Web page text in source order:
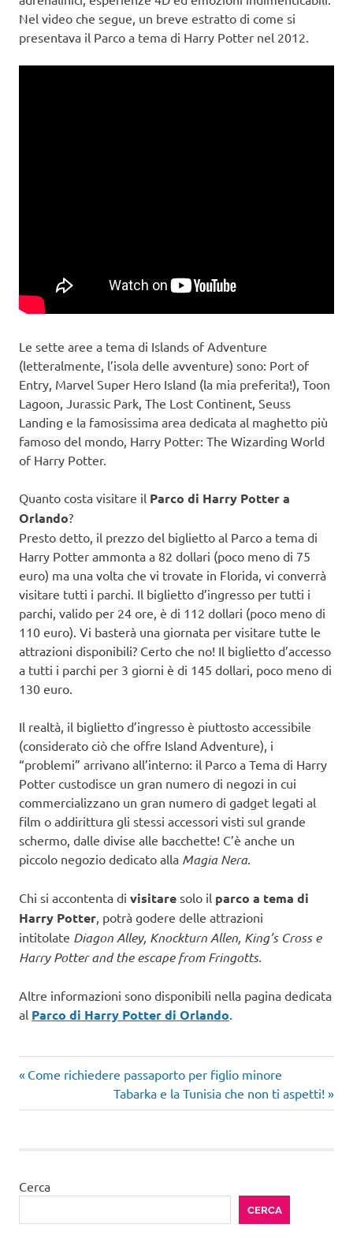
Nel video che segue, un breve estratto di come si
presentava il Parco a tema di Harry Potter nel 2012.
Le sette aree a tema di Islands of Adventure
(letteralmente, l’isola delle avventure) sono: Port of
Entry, Marvel Super Hero Island (la mia preferita!), Toon
Lagoon, Jurassic Park, The Lost Continent, Seuss
Landing e la famosissima area dedicata al maghetto più
famoso del mondo, Harry Potter: The Wizarding World
of Harry Potter.
Quanto costa visitare il Parco di Harry Potter a
Orlando?
Presto detto, il prezzo del biglietto al Parco a tema di
Harry Potter ammonta a 82 dollari (poco meno di 75
euro) ma una volta che vi trovate in Florida, vi converrà
visitare tutti i parchi. Il biglietto d’ingresso per tutti i
parchi, valido per 24 ore, è di 112 dollari (poco meno di
110 euro). Vi basterà una giornata per visitare tutte le
attrazioni disponibili? Certo che no! Il biglietto d’accesso
a tutti i parchi per 3 giorni è di 145 dollari, poco meno di
130 euro.
Il realtà, il biglietto d’ingresso è piuttosto accessibile
(considerato ciò che offre Island Adventure), i
“problemi” arrivano all’interno: il Parco a Tema di Harry
Potter custodisce un gran numero di negozi in cui
commercializzano un gran numero di gadget legati al
film o addirittura gli stessi accessori visti sul grande
schermo, dalle divise alle bacchette! C’è anche un
piccolo negozio dedicato alla Magia Nera.
Chi si accontenta di visitare solo il parco a tema di
Harry Potter, potrà godere delle attrazioni
intitolate Diagon Alley, Knockturn Allen, King’s Cross e
Harry Potter and the escape from Fringotts.
Altre informazioni sono disponibili nella pagina dedicata
al Parco di Harry Potter di Orlando.
Navigazione
articoli
Articolo
Come richiedere passaporto per figlio minore
Articolo
successivo:
Tabarka e la Tunisia che non ti aspetti!
Cerca
CERCA